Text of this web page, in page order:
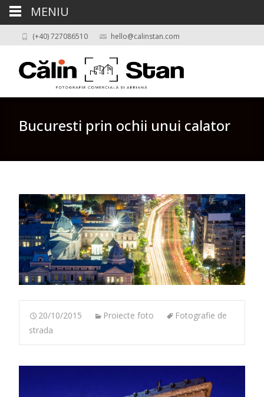
(+40) 727086510 hello@calinstan.com
Bucuresti prin ochii unui calator
20/10/2015 Proiecte foto
Fotografie de
strada
MENIU